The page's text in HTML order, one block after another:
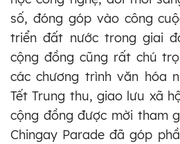
số, đóng góp vào công
triển đất nước trong giai
cộng đồng cũng rất chú
các chương trình văn hóa
Tết Trung thu, giao lưu xã
cộng đồng được mời tham
Chingay Parade đã góp